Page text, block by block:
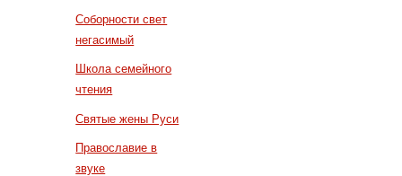
Соборности свет
негасимый
Школа семейного
чтения
Святые жены Руси
Православие в
звуке